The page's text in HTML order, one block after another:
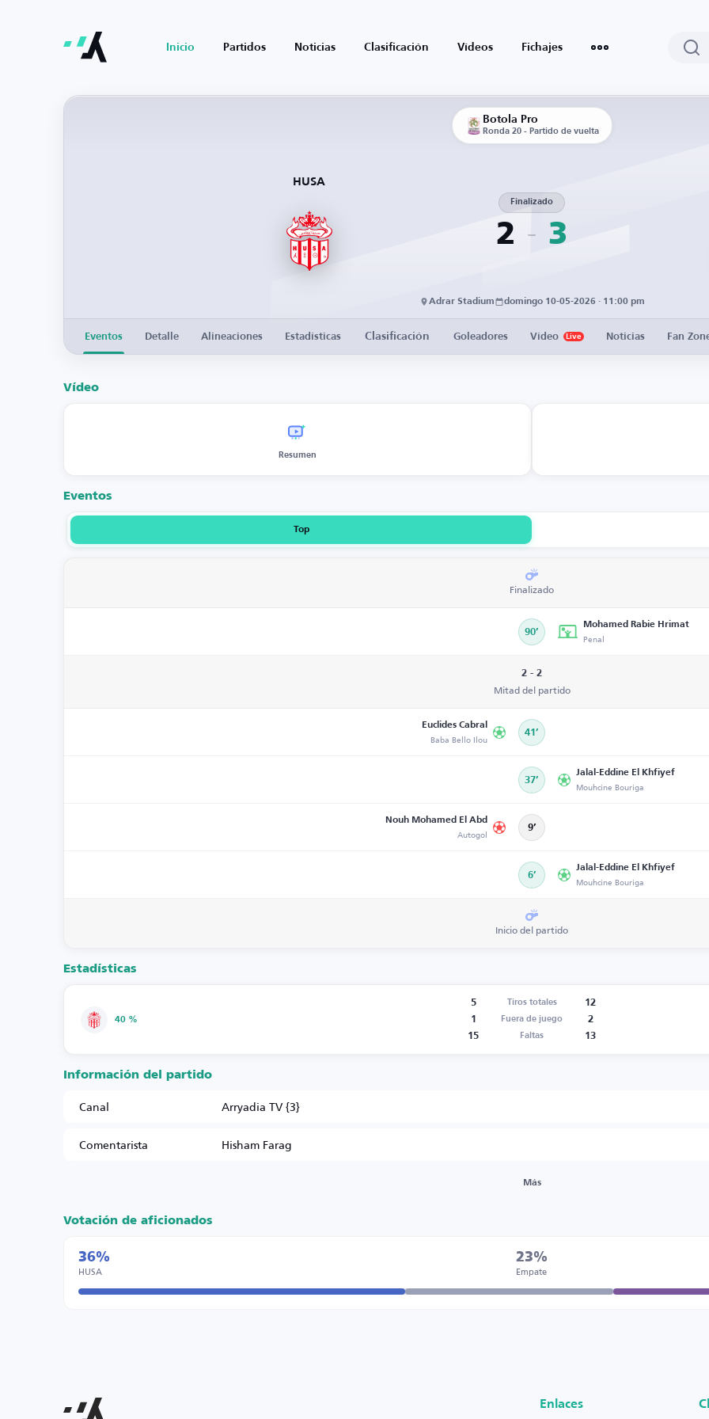
Inicio Partidos Noticias Clasificación Vídeos Fichajes
Botola Pro
Ronda 20 - Partido de vuelta
HUSA
2
Finalizado
3
Adrar Stadium domingo 10-05-2026 · 11:00 pm
Eventos Detalle Alineaciones Estadísticas Clasificación Goleadores Vídeo Live Noticias Fan
Vídeo
Resumen
Eventos
Top
Finalizado
90’
Mohamed Rabie Hrimat
Penal
2 - 2
Mitad del partido
Euclides Cabral
Baba Bello Ilou 41’
37’
Jalal-Eddine El Khfiyef
Mouhcine Bouriga
Nouh Mohamed El Abd
Autogol 9’
6’
Jalal-Eddine El Khfiyef
Mouhcine Bouriga
Inicio del partido
Estadísticas
40 %
5 Tiros totales
12
1
Fuera de juego
2
15
Faltas 13
Información del partido
Canal
Arryadia TV {3}
Comentarista
Hisham Farag
Más
Votación de aficionados
36%
HUSA
23%
Empate
Enlaces